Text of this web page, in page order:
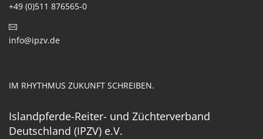
+49 (0)511 876565-0
info@ipzv.de
IM RHYTHMUS ZUKUNFT SCHREIBEN.
Islandpferde-Reiter- und Züchterverband
Deutschland (IPZV) e.V.